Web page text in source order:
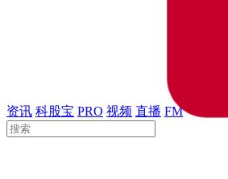
资讯 科股宝 PRO 视频 直播 FM